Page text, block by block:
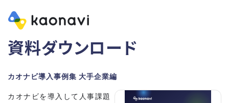
資料ダウンロード
カオナビ導入事例集 大手企業編
カオナビを導入して人事課題